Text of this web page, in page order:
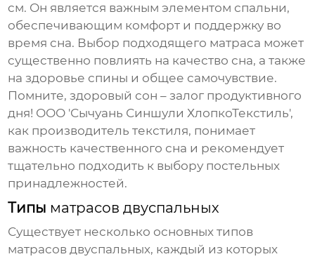
см. Он является важным элементом спальни,
обеспечивающим комфорт и поддержку во
время сна. Выбор подходящего матраса может
существенно повлиять на качество сна, а также
на здоровье спины и общее самочувствие.
Помните, здоровый сон – залог продуктивного
дня! ООО 'Сычуань Синшули ХлопкоТекстиль',
как производитель текстиля, понимает
важность качественного сна и рекомендует
тщательно подходить к выбору постельных
принадлежностей.
Типы матрасов двуспальных
Существует несколько основных типов
матрасов двуспальных, каждый из которых